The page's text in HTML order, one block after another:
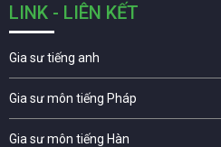
LINK - LIÊN KẾT
Gia sư tiếng anh
Gia sư môn tiếng Pháp
Gia sư môn tiếng Hàn